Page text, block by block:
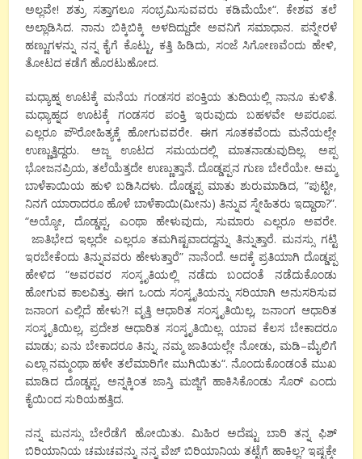
ಅಲ್ಲವೇ!ಶತ್ರು ಸತ್ತಾಗಲೂ ಸಂಭ್ರಮಿಸುವವರು ಕಡಿಮೆಯೇ“. ಕೇಶವ ತಲೆ
ಅಲ್ಲಾಡಿಸಿದ. ನಾನು ಬಿಕ್ಕಿಬಿಕ್ಕಿ ಅಳದಿದ್ದುದೇ ಅವನಿಗೆ ಸಮಾಧಾನ. ಪನ್ನೇರಳೆ
ಹಣ್ಣುಗಳನ್ನು ನನ್ನ ಕೈಗೆ ಕೊಟ್ಟು,ಕತ್ತಿ ಹಿಡಿದು, ಸಂಜೆ ಸಿಗೋಣವೆಂದು ಹೇಳಿ,
ತೋಟದ ಕಡೆಗೆ ಹೊರಟುಹೋದ.
ಮಧ್ಯಾಹ್ನ ಊಟಕ್ಕೆ ಮನೆಯ ಗಂಡಸರ ಪಂಕ್ತಿಯ ತುದಿಯಲ್ಲಿ ನಾನೂ ಕುಳಿತೆ.
ಮಧ್ಯಾಹ್ನದ ಊಟಕ್ಕೆ ಗಂಡಸರ ಪಂಕ್ತಿ ಇರುವುದು ಬಹಳವೇ ಅಪರೂಪ.
ಎಲ್ಲರೂ ಪೌರೋಹಿತ್ಯಕ್ಕೆ ಹೋಗುವವರೇ. ಈಗ ಸೂತಕವೆಂದು ಮನೆಯಲ್ಲೇ
ಉಣ್ಣುತ್ತಿದ್ದರು. ಅಜ್ಜ ಊಟದ ಸಮಯದಲ್ಲಿ ಮಾತನಾಡುವುದಿಲ್ಲ. ಅಪ್ಪ
ಭೋಜನಪ್ರಿಯ,ತಲೆಯೆತ್ತದೇ ಉಣ್ಣುತ್ತಾನೆ. ದೊಡ್ಡಪ್ಪನ ಗುಣ ಬೇರೆಯೇ. ಅಮ್ಮ
ಬಾಳೆಕಾಯಿಯ ಹುಳಿ ಬಡಿಸಿದಳು.ದೊಡ್ಡಪ್ಪ ಮಾತು ಶುರುಮಾಡಿದ, “ಪುಟ್ಟೀ,
ನಿನಗೆ ಯಾರಾದರೂ ಹೊಳೆ ಬಾಳೆಕಾಯಿ(ಮೀನು) ತಿನ್ನುವ ಸ್ನೇಹಿತರು ಇದ್ದಾರಾ?”.
“ಅಯ್ಯೋ, ದೊಡ್ಡಪ್ಪ, ಎಂಥಾ ಹೇಳುವುದು,ಸುಮಾರು ಎಲ್ಲರೂ ಅವರೇ.
ಜಾತಿಭೇದ ಇಲ್ಲದೇ ಎಲ್ಲರೂ ತಮಗಿಷ್ಟವಾದದ್ದನ್ನು ತಿನ್ನುತ್ತಾರೆ.ಮನಸ್ಸು ಗಟ್ಟಿ
ಇರಬೇಕೆಂದು ತಿನ್ನುವವರು ಹೇಳುತ್ತಾರೆ” ನಾನೆಂದೆ. ಅದಕ್ಕೆ ಪ್ರತಿಯಾಗಿ ದೊಡ್ಡಪ್ಪ
ಹೇಳಿದ “ಅವರವರ ಸಂಸ್ಕೃತಿಯಲ್ಲಿ ನಡೆದು ಬಂದಂತೆ
ನಡೆದುಕೊಂಡು
ಹೋಗುವ ಕಾಲವಿತ್ತು. ಈಗ ಒಂದು ಸಂಸ್ಕೃತಿಯನ್ನು ಸರಿಯಾಗಿ ಅನುಸರಿಸುವ
ಜನಾಂಗ ಎಲ್ಲಿದೆ ಹೇಳು?! ವೃತ್ತಿ ಆಧಾರಿತ ಸಂಸ್ಕೃತಿಯಿಲ್ಲ,ಜನಾಂಗ ಆಧಾರಿತ
ಸಂಸ್ಕೃತಿಯಿಲ್ಲ,ಪ್ರದೇಶ ಆಧಾರಿತ ಸಂಸ್ಕೃತಿಯಿಲ್ಲ. ಯಾವ ಕೆಲಸ ಬೇಕಾದರೂ
ಮಾಡು;ಏನು ಬೇಕಾದರೂ ತಿನ್ನು.ನಮ್ಮ ಜಾತಿಯಲ್ಲೇ ನೋಡು, ಮಡಿ–ಮೈಲಿಗೆ
ಎಲ್ಲಾ ನಮ್ಮಂಥಾ ಹಳೇ ತಲೆಮಾರಿಗೇ ಮುಗಿಯಿತು“. ನೊಂದುಕೊಂಡಂತೆ ಮುಖ
ಮಾಡಿದ ದೊಡ್ಡಪ್ಪ, ಅನ್ನಕ್ಕಿಂತ ಜಾಸ್ತಿ ಮಜ್ಜಿಗೆ ಹಾಕಿಸಿಕೊಂಡು ಸೊರ್ ಎಂದು
ಕೈಯಿಂದ ಸುರಿಯಹತ್ತಿದ.
ನನ್ನ ಮನಸ್ಸು ಬೇರೆಡೆಗೆ ಹೋಯಿತು.ಮಿಹಿರ ಅದೆಷ್ಟು ಬಾರಿ ತನ್ನ ಫಿಶ್
ಬಿರಿಯಾನಿಯ ಚಮಚವನ್ನು ನನ್ನ ವೆಜ್ ಬಿರಿಯಾನಿಯ ತಟ್ಟೆಗೆ ಹಾಕಿಲ್ಲ? ಇಷ್ಟಕ್ಕೇ